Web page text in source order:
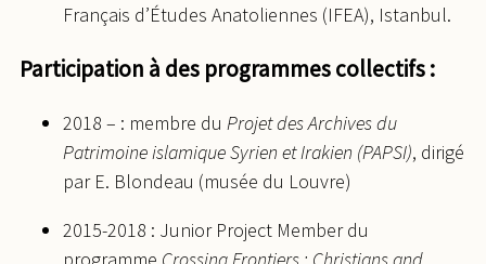
Français d’Études Anatoliennes (IFEA), Istanbul.
Participation à des programmes collectifs :
2018 – : membre du Projet des Archives du
Patrimoine islamique Syrien et Irakien (PAPSI), dirigé
par E. Blondeau (musée du Louvre)
2015-2018 : Junior Project Member du
programme Crossing Frontiers : Christians and